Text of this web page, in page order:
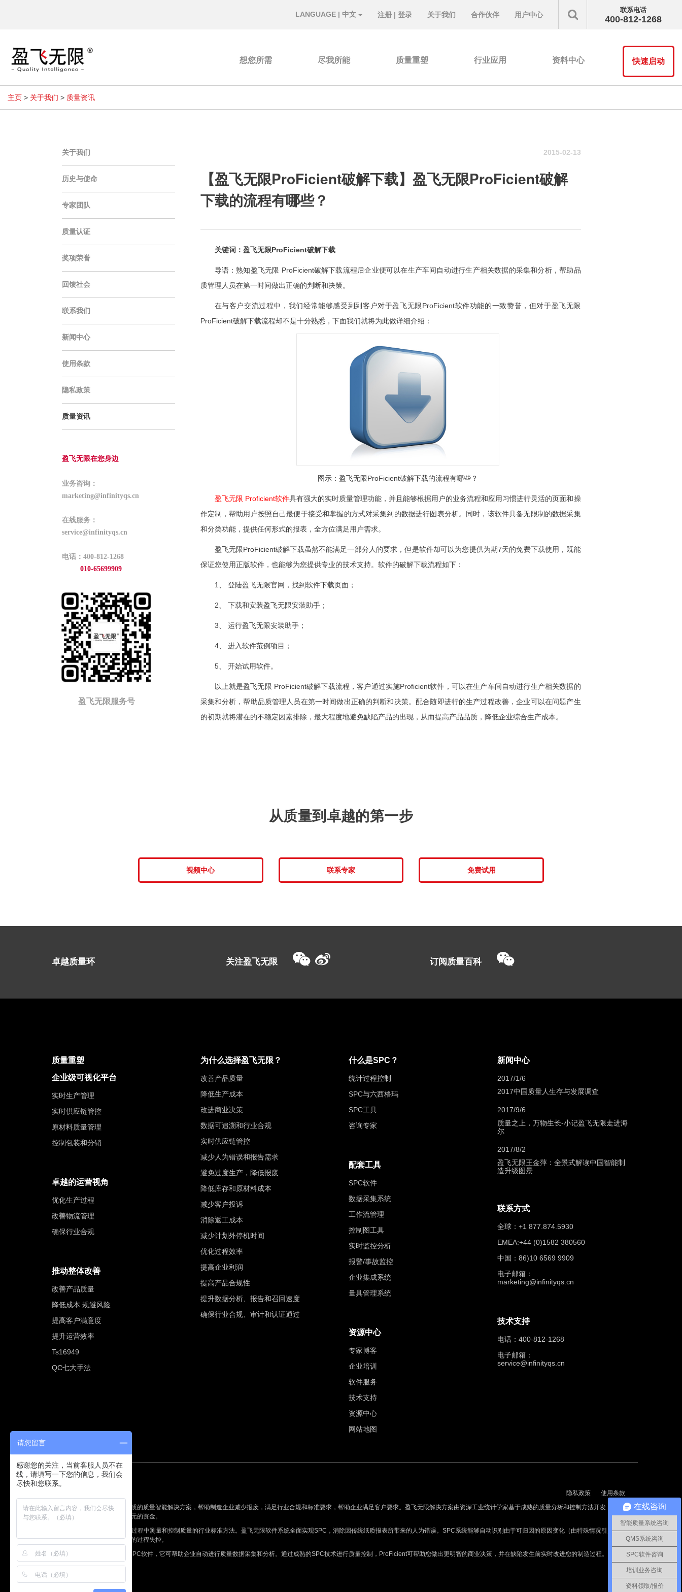
LANGUAGE | 中文 注册 | 登录 关于我们 合作伙伴 用户中心
联系电话
400-812-1268
想您所需 尽我所能 质量重塑 行业应用 资料中心 快速启动
主页 > 关于我们 > 质量资讯
关于我们
历史与使命
专家团队
质量认证
奖项荣誉
回馈社会
联系我们
新闻中心
使用条款
隐私政策
质量资讯
盈飞无限在您身边
业务咨询：
marketing@infinityqs.cn
在线服务：
service@infinityqs.cn
电话：400-812-1268
010-65699909
盈飞无限服务号
2015-02-13
【盈飞无限ProFicient破解下载】盈飞无限ProFicient破解
下载的流程有哪些？
关键词：盈飞无限ProFicient破解下载
导语：熟知盈飞无限 ProFicient破解下载流程后企业便可以在生产车间自动进行生产相关数据的采集和分析，帮助品
质管理人员在第一时间做出正确的判断和决策。
在与客户交流过程中，我们经常能够感受到到客户对于盈飞无限ProFicient软件功能的一致赞誉，但对于盈飞无限
ProFicient破解下载流程却不是十分熟悉，下面我们就将为此做详细介绍：
图示：盈飞无限ProFicient破解下载的流程有哪些？
盈飞无限 Proficient软件具有强大的实时质量管理功能，并且能够根据用户的业务流程和应用习惯进行灵活的页面和操
作定制，帮助用户按照自己最便于接受和掌握的方式对采集到的数据进行图表分析。同时，该软件具备无限制的数据采集
和分类功能，提供任何形式的报表，全方位满足用户需求。
盈飞无限ProFicient破解下载虽然不能满足一部分人的要求，但是软件却可以为您提供为期7天的免费下载使用，既能
保证您使用正版软件，也能够为您提供专业的技术支持。软件的破解下载流程如下：
1、 登陆盈飞无限官网，找到软件下载页面；
2、 下载和安装盈飞无限安装助手；
3、 运行盈飞无限安装助手；
4、 进入软件范例项目；
5、 开始试用软件。
以上就是盈飞无限 ProFicient破解下载流程，客户通过实施Proficient软件，可以在生产车间自动进行生产相关数据的
采集和分析，帮助品质管理人员在第一时间做出正确的判断和决策。配合随即进行的生产过程改善，企业可以在问题产生
的初期就将潜在的不稳定因素排除，最大程度地避免缺陷产品的出现，从而提高产品品质，降低企业综合生产成本。
从质量到卓越的第一步
视频中心 联系专家 免费试用
卓越质量环 关注盈飞无限 订阅质量百科
质量重塑
企业级可视化平台
实时生产管理
实时供应链管控
原材料质量管理
控制包装和分销
卓越的运营视角
优化生产过程
改善物流管理
确保行业合规
推动整体改善
改善产品质量
降低成本 规避风险
提高客户满意度
提升运营效率
Ts16949
QC七大手法
为什么选择盈飞无限？
改善产品质量
降低生产成本
改进商业决策
数据可追溯和行业合规
实时供应链管控
减少人为错误和报告需求
避免过度生产，降低报废
降低库存和原材料成本
减少客户投诉
消除返工成本
减少计划外停机时间
优化过程效率
提高企业利润
提高产品合规性
提升数据分析、报告和召回速度
确保行业合规、审计和认证通过
什么是SPC？
统计过程控制
SPC与六西格玛
SPC工具
咨询专家
配套工具
SPC软件
数据采集系统
工作流管理
控制图工具
实时监控分析
报警/事故监控
企业集成系统
量具管理系统
资源中心
专家博客
企业培训
软件服务
技术支持
资源中心
网站地图
新闻中心
2017/1/6
2017中国质量人生存与发展调查
2017/9/6
质量之上，万物生长-小记盈飞无限走进海
尔
2017/8/2
盈飞无限王金萍：全景式解读中国智能制
造升级图景
联系方式
全球：+1 877.874.5930
EMEA:+44 (0)1582 380560
中国：86)10 6569 9909
电子邮箱：
marketing@infinityqs.cn
技术支持
电话：400-812-1268
电子邮箱：
service@infinityqs.cn
隐私政策
使用条款
盈飞无限为制造企业提供高品质的质量智能解决方案，帮助制造企业减少报废，满足行业合规和标准要求，帮助企业满足客户要求。盈飞无限解决方案由资深工业统计学家基于成熟的质量分析和控制方法开发，每年可
为先进制造企业节约数百万美元的资金。
统计过程控制（SPC）是制造过程中测量和控制质量的行业标准方法。盈飞无限软件系统全面实现SPC，消除因传统纸质报表所带来的人为错误。SPC系统能够自动识别由于可归因的原因变化（由特殊情况引起的变
化，而不是过程固有的）导致的过程失控。
ProFicient是业界领先的实时SPC软件，它可帮助企业自动进行质量数据采集和分析。通过成熟的SPC技术进行质量控制，ProFicient可帮助您做出更明智的商业决策，并在缺陷发生前实时改进您的制造过程。
在线咨询
智能质量系统咨询
QMS系统咨询
SPC软件咨询
培训业务咨询
资料领取/报价
请您留言
感谢您的关注，当前客服人员不在
线，请填写一下您的信息，我们会
尽快和您联系。